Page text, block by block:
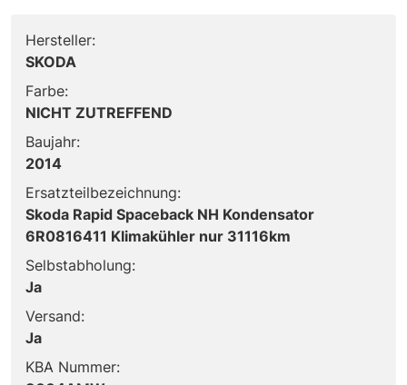
Hersteller:
SKODA
Farbe:
NICHT ZUTREFFEND
Baujahr:
2014
Ersatzteilbezeichnung:
Skoda Rapid Spaceback NH Kondensator
6R0816411 Klimakühler nur 31116km
Selbstabholung:
Ja
Versand:
Ja
KBA Nummer: